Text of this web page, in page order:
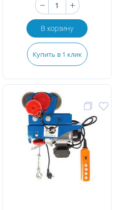
В корзину
Купить в 1 клик